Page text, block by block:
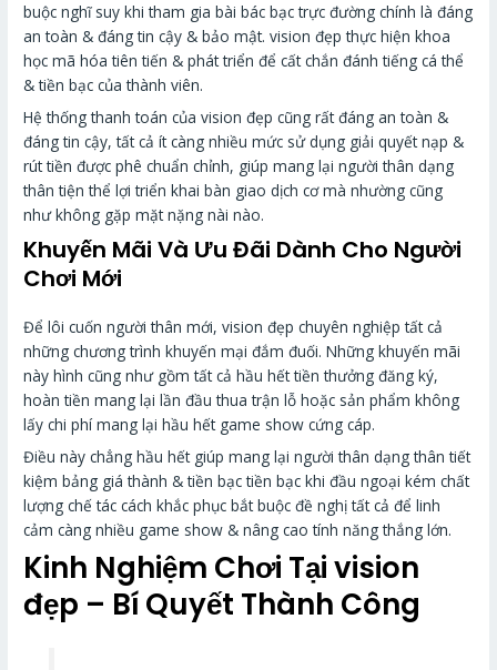
buộc nghĩ suy khi tham gia bài bác bạc trực đường chính là đáng
an toàn & đáng tin cậy & bảo mật. vision đẹp thực hiện khoa
học mã hóa tiên tiến & phát triển để cất chắn đánh tiếng cá thể
& tiền bạc của thành viên.
Hệ thống thanh toán của vision đẹp cũng rất đáng an toàn &
đáng tin cậy, tất cả ít càng nhiều mức sử dụng giải quyết nạp &
rút tiền được phê chuẩn chỉnh, giúp mang lại người thân dạng
thân tiện thể lợi triển khai bàn giao dịch cơ mà nhường cũng
như không gặp mặt nặng nài nào.
Khuyến Mãi Và Ưu Đãi Dành Cho Người
Chơi Mới
Để lôi cuốn người thân mới, vision đẹp chuyên nghiệp tất cả
những chương trình khuyến mại đắm đuối. Những khuyến mãi
này hình cũng như gồm tất cả hầu hết tiền thưởng đăng ký,
hoàn tiền mang lại lần đầu thua trận lỗ hoặc sản phẩm không
lấy chi phí mang lại hầu hết game show cứng cáp.
Điều này chẳng hầu hết giúp mang lại người thân dạng thân tiết
kiệm bảng giá thành & tiền bạc tiền bạc khi đầu ngoại kém chất
lượng chế tác cách khắc phục bắt buộc đề nghị tất cả để linh
cảm càng nhiều game show & nâng cao tính năng thắng lớn.
Kinh Nghiệm Chơi Tại vision
đẹp – Bí Quyết Thành Công